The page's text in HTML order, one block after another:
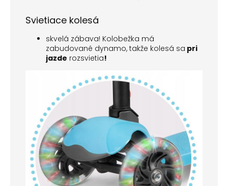
Svietiace kolesá
skvelá zábava! Kolobežka má
zabudované dynamo, takže kolesá sa pri
jazde rozsvietia!